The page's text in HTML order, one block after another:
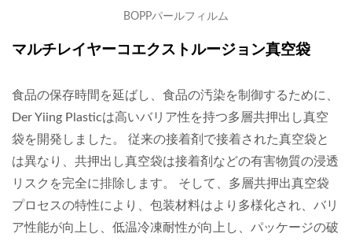
BOPPパールフィルム
マルチレイヤーコエクストルージョン真空袋
食品の保存時間を延ばし、食品の汚染を制御するために、
Der Yiing Plasticは高いバリア性を持つ多層共押出し真空
袋を開発しました。 従来の接着剤で接着された真空袋と
は異なり、共押出し真空袋は接着剤などの有害物質の浸透
リスクを完全に排除します。 そして、多層共押出真空袋
プロセスの特性により、包装材料はより多様化され、バリ
ア性能が向上し、低温冷凍耐性が向上し、パッケージの破